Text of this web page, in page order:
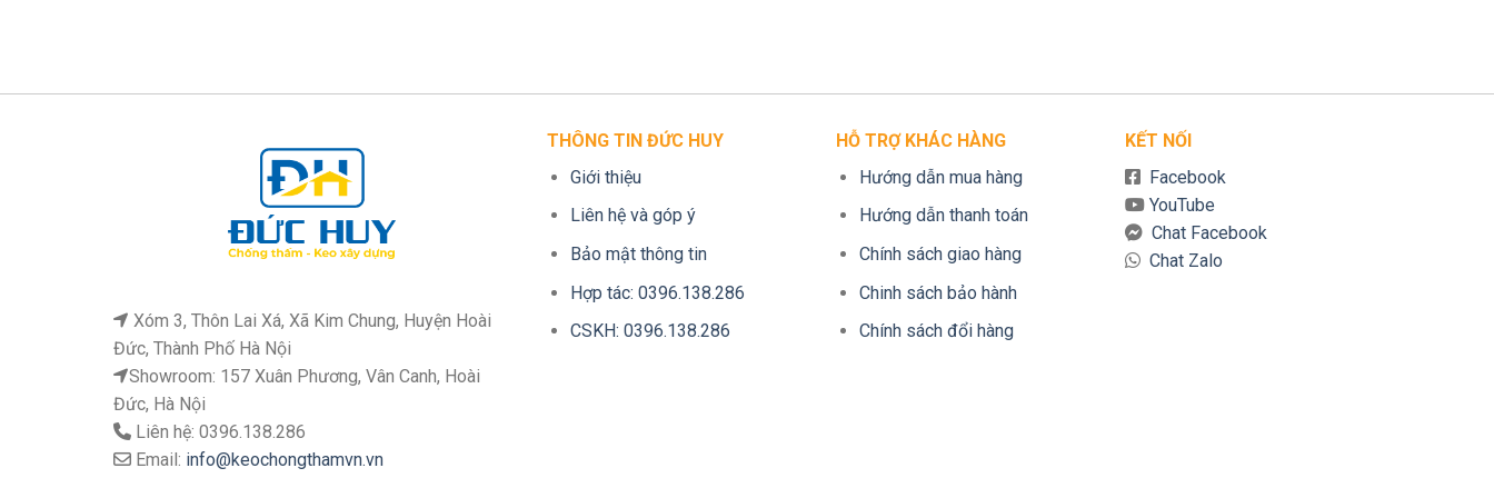
Xóm 3, Thôn Lai Xá, Xã Kim Chung, Huyện Hoài
Đức, Thành Phố Hà Nội
Showroom: 157 Xuân Phương, Vân Canh, Hoài
Đức, Hà Nội
Liên hệ: 0396.138.286
Email: info@keochongthamvn.vn
THÔNG TIN ĐỨC HUY
Giới thiệu
Liên hệ và góp ý
Bảo mật thông tin
Hợp tác: 0396.138.286
CSKH: 0396.138.286
HỖ TRỢ KHÁC HÀNG
Hướng dẫn mua hàng
Hướng dẫn thanh toán
Chính sách giao hàng
Chinh sách bảo hành
Chính sách đổi hàng
KẾT NỐI
Facebook
YouTube
Chat Facebook
Chat Zalo